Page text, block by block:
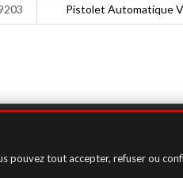
Pistolet Automatique
pouvez tout accepter, refuser ou